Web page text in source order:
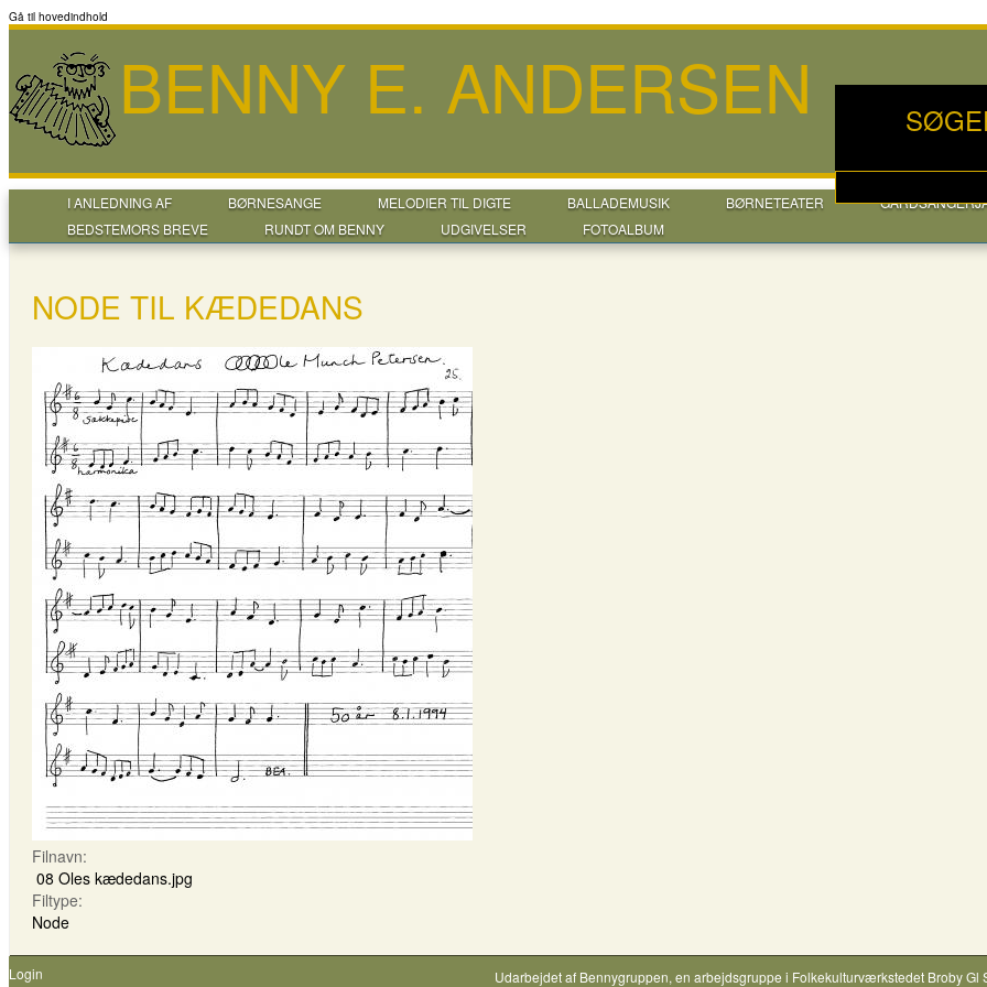
Gå til hovedindhold
BENNY E. ANDERSEN
I ANLEDNING AF BØRNESANGE MELODIER TIL DIGTE BALLADEMUSIK BØRNETEATER
BEDSTEMORS BREVE
RUNDT OM BENNY UDGIVELSER FOTOALBUM
NODE TIL KÆDEDANS
Filnavn:
08 Oles kædedans.jpg
Filtype:
Node
Login Udarbejdet af Bennygruppen, en arbejdsgruppe i Folkekulturværkstedet Broby Gl